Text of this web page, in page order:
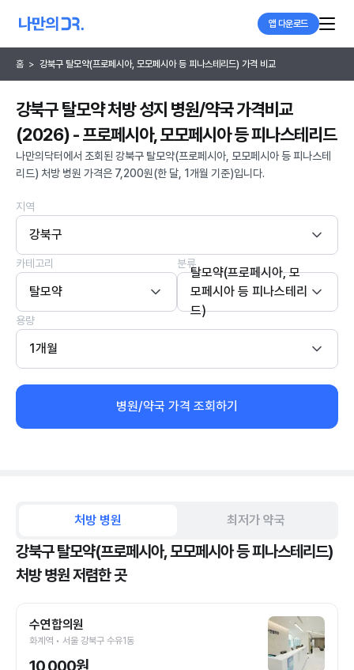
앱 다운로드
홈 > 강북구 탈모약(프로페시아, 모모페시아 등 피나스테리드) 가격 비교
강북구 탈모약 처방 성지 병원/약국 가격비교
(2026) - 프로페시아, 모모페시아 등 피나스테리드
나만의닥터에서 조회된 강북구 탈모약(프로페시아, 모모페시아 등 피나스테
리드) 처방 병원 가격은 7,200원(한 달, 1개월 기준)입니다.
지역
강북구
카테고리
탈모약
분류
탈모약(프로페시아, 모
모페시아 등 피나스테리
드)
용량
1개월
병원/약국 가격 조회하기
처방 병원 최저가 약국
강북구 탈모약(프로페시아, 모모페시아 등 피나스테리드)
처방 병원 저렴한 곳
수연합의원
화계역 • 서울 강북구 수유1동
10,000원